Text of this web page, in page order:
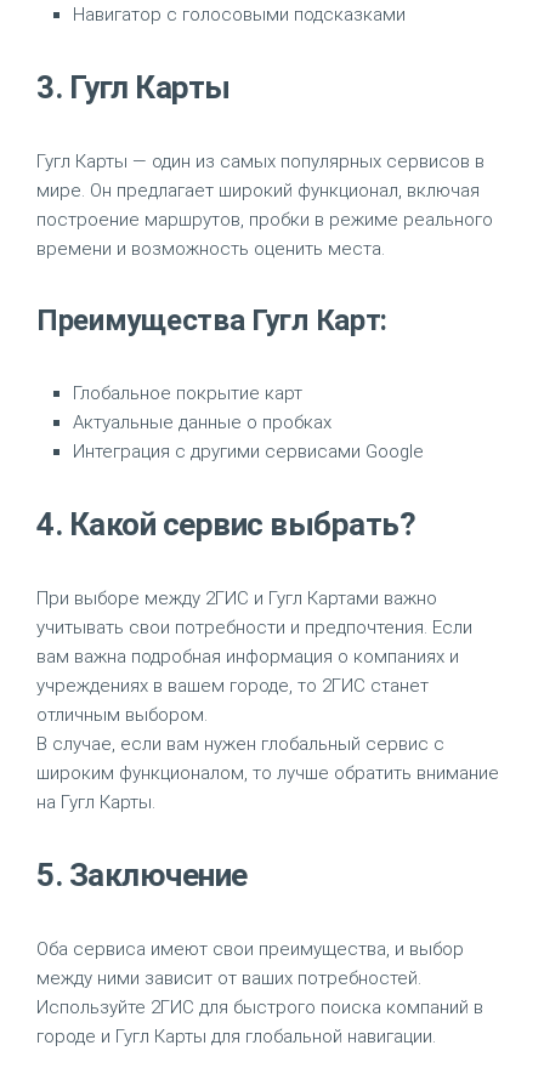
Навигатор с голосовыми подсказками
3. Гугл Карты
Гугл Карты — один из самых популярных сервисов в
мире. Он предлагает широкий функционал, включая
построение маршрутов, пробки в режиме реального
времени и возможность оценить места.
Преимущества Гугл Карт:
Глобальное покрытие карт
Актуальные данные о пробках
Интеграция с другими сервисами Google
4. Какой сервис выбрать?
При выборе между 2ГИС и Гугл Картами важно
учитывать свои потребности и предпочтения. Если
вам важна подробная информация о компаниях и
учреждениях в вашем городе, то 2ГИС станет
отличным выбором.
В случае, если вам нужен глобальный сервис с
широким функционалом, то лучше обратить внимание
на Гугл Карты.
5. Заключение
Оба сервиса имеют свои преимущества, и выбор
между ними зависит от ваших потребностей.
Используйте 2ГИС для быстрого поиска компаний в
городе и Гугл Карты для глобальной навигации.